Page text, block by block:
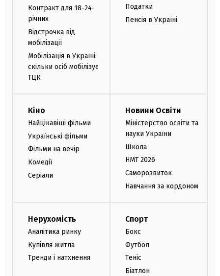
Контракт для 18-24-
річних
Відстрочка від
мобілізації
Мобілізація в Україні:
скільки осіб мобілізує
ТЦК
Податки
Пенсія в Україні
Кіно
Найцікавіші фільми
Українські фільми
Фільми на вечір
Комедії
Серіали
Новини Освіти
Міністерство освіти та
науки України
Школа
НМТ 2026
Саморозвиток
Навчання за кордоном
Нерухомість
Аналітика ринку
Купівля житла
Тренди і натхнення
Спорт
Бокс
Футбол
Теніс
Біатлон